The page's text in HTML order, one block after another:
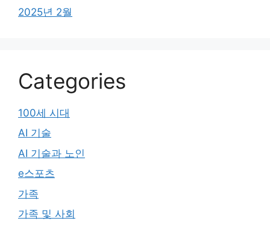
2025년 2월
Categories
100세 시대
AI 기술
AI 기술과 노인
e스포츠
가족
가족 및 사회